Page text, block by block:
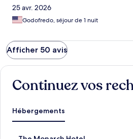
25 avr. 2026
Godofredo, séjour de 1 nuit
Afficher 50 avis
Continuez vos
Hébergements